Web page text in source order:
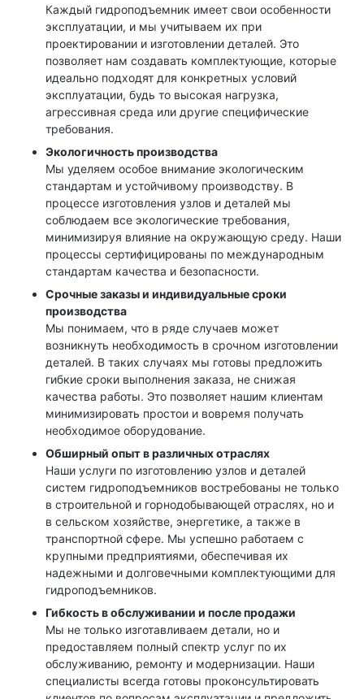
Каждый гидроподъемник имеет свои особенности
эксплуатации, и мы учитываем их при
проектировании и изготовлении деталей. Это
позволяет нам создавать комплектующие, которые
идеально подходят для конкретных условий
эксплуатации, будь то высокая нагрузка,
агрессивная среда или другие специфические
требования.
Экологичность производства
Мы уделяем особое внимание экологическим
стандартам и устойчивому производству. В
процессе изготовления узлов и деталей мы
соблюдаем все экологические требования,
минимизируя влияние на окружающую среду. Наши
процессы сертифицированы по международным
стандартам качества и безопасности.
Срочные заказы и индивидуальные сроки
производства
Мы понимаем, что в ряде случаев может
возникнуть необходимость в срочном изготовлении
деталей. В таких случаях мы готовы предложить
гибкие сроки выполнения заказа, не снижая
качества работы. Это позволяет нашим клиентам
минимизировать простои и вовремя получать
необходимое оборудование.
Обширный опыт в различных отраслях
Наши услуги по изготовлению узлов и деталей
систем гидроподъемников востребованы не только
в строительной и горнодобывающей отраслях, но и
в сельском хозяйстве, энергетике, а также в
транспортной сфере. Мы успешно работаем с
крупными предприятиями, обеспечивая их
надежными и долговечными комплектующими для
гидроподъемников.
Гибкость в обслуживании и после продажи
Мы не только изготавливаем детали, но и
предоставляем полный спектр услуг по их
обслуживанию, ремонту и модернизации. Наши
специалисты всегда готовы проконсультировать